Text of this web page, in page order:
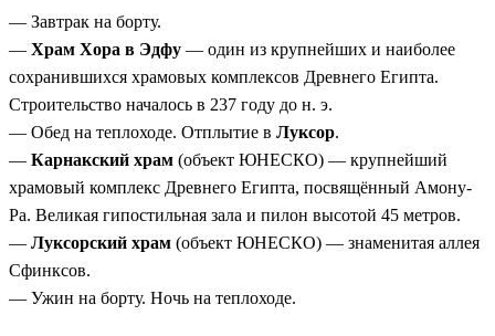
— Завтрак на борту.
— Храм Хора в Эдфу — один из крупнейших и наиболее
сохранившихся храмовых комплексов Древнего Египта.
Строительство началось в 237 году до н. э.
— Обед на теплоходе. Отплытие в Луксор.
— Карнакский храм (объект ЮНЕСКО) — крупнейший
храмовый комплекс Древнего Египта, посвящённый Амону-
Ра. Великая гипостильная зала и пилон высотой 45 метров.
— Луксорский храм (объект ЮНЕСКО) — знаменитая аллея
Сфинксов.
— Ужин на борту. Ночь на теплоходе.